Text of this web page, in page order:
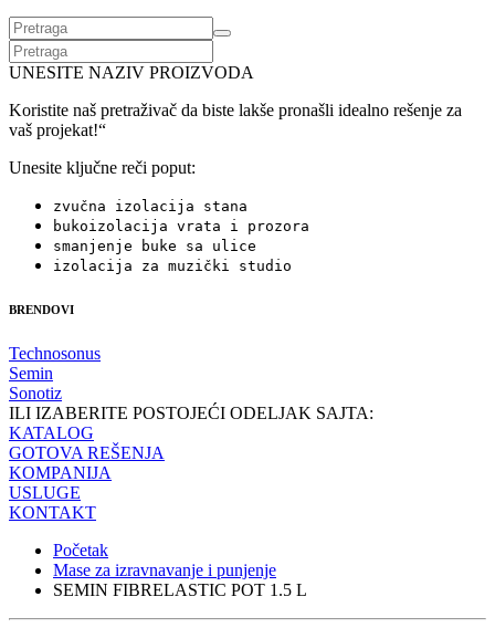
UNESITE NAZIV PROIZVODA
Koristite naš pretraživač da biste lakše pronašli idealno rešenje za
vaš projekat!“
Unesite ključne reči poput:
zvučna izolacija stana
bukoizolacija vrata i prozora
smanjenje buke sa ulice
izolacija za muzički studio
BRENDOVI
Technosonus
Semin
Sonotiz
ILI IZABERITE POSTOJEĆI ODELJAK SAJTA:
KATALOG
GOTOVA REŠENJA
KOMPANIJA
USLUGE
KONTAKT
Početak
Mase za izravnavanje i punjenje
SEMIN FIBRELASTIC POT 1.5 L